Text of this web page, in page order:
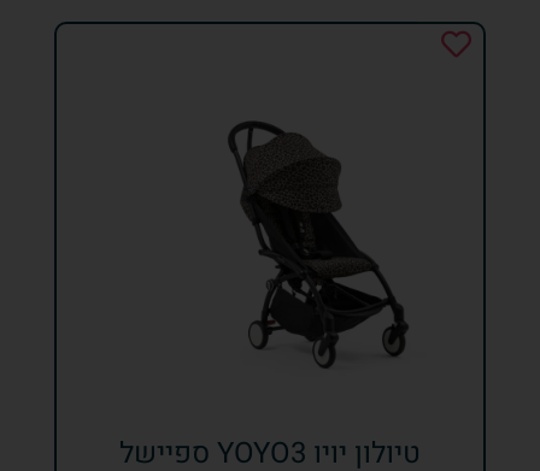
טיולון יויו YOYO3 ספיישל